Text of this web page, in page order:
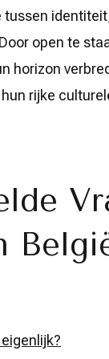
open te
horizon
rijke
eigenlijk?